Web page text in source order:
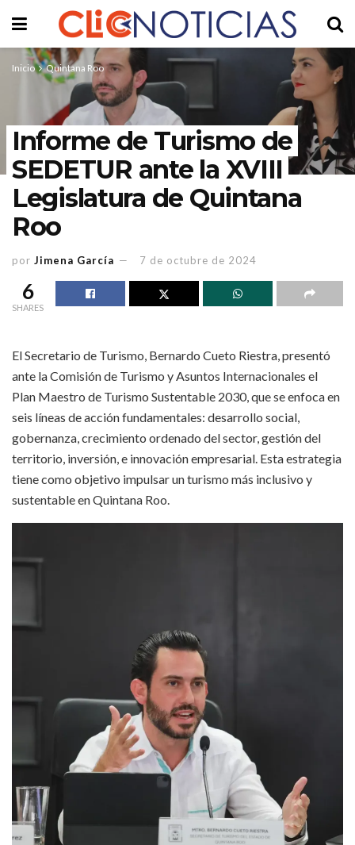
Inicio Quintana Roo
Informe de Turismo de
SEDETUR ante la XVIII
Legislatura de Quintana
Roo
por Jimena García 7 de octubre de 2024
6
SHARES
El Secretario de Turismo, Bernardo Cueto Riestra, presentó
ante la Comisión de Turismo y Asuntos Internacionales el
Plan Maestro de Turismo Sustentable 2030, que se enfoca en
seis líneas de acción fundamentales: desarrollo social,
gobernanza, crecimiento ordenado del sector, gestión del
territorio, inversión, e innovación empresarial. Esta estrategia
tiene como objetivo impulsar un turismo más inclusivo y
sustentable en Quintana Roo.